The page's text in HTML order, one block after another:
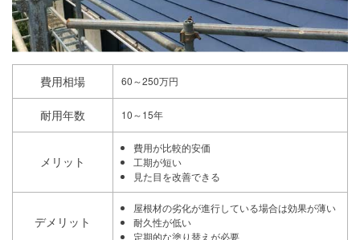
費用相場 60～250万円
耐用年数 10～15年
メリット
費用が比較的安価
工期が短い
見た目を改善できる
デメリット
屋根材の劣化が進行している場合は効果が薄い
耐久性が低い
定期的な塗り替えが必要